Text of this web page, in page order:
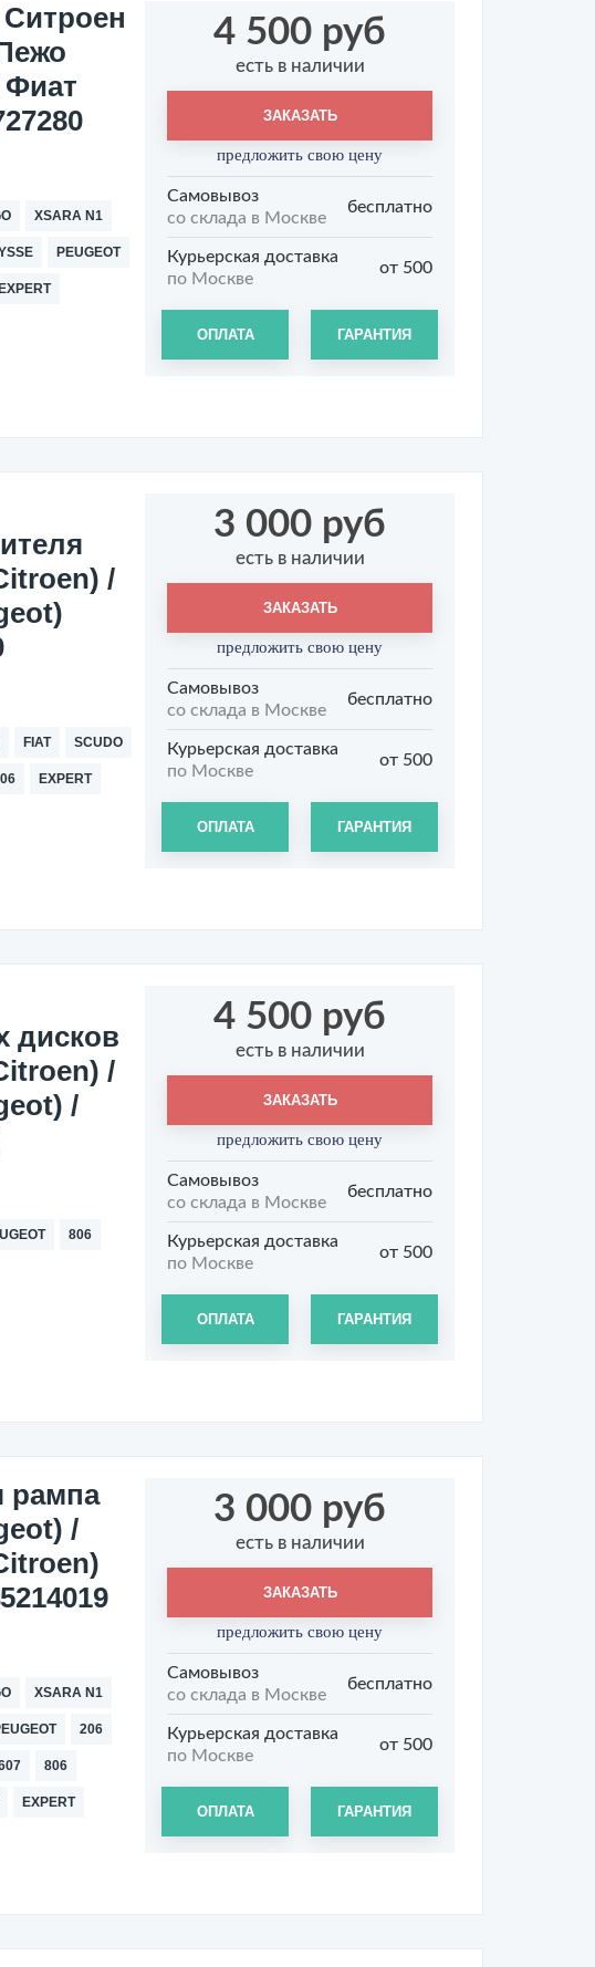
Фиат
XSARA N1
PEUGEOT
EXPERT
4 500 руб
есть в наличии
ЗАКАЗАТЬ
предложить свою цену
Самовывоз
со склада в Москве
бесплатно
Курьерская доставка
по Москве
от 500
ОПЛАТА ГАРАНТИЯ
/
FIAT SCUDO
EXPERT
3 000 руб
есть в наличии
ЗАКАЗАТЬ
предложить свою цену
Самовывоз
со склада в Москве
бесплатно
Курьерская доставка
по Москве
от 500
ОПЛАТА ГАРАНТИЯ
дисков
/
/
806
4 500 руб
есть в наличии
ЗАКАЗАТЬ
предложить свою цену
Самовывоз
со склада в Москве
бесплатно
Курьерская доставка
по Москве
от 500
ОПЛАТА ГАРАНТИЯ
рампа
/
XSARA N1
206
806
EXPERT
3 000 руб
есть в наличии
ЗАКАЗАТЬ
предложить свою цену
Самовывоз
со склада в Москве
бесплатно
Курьерская доставка
по Москве
от 500
ОПЛАТА ГАРАНТИЯ